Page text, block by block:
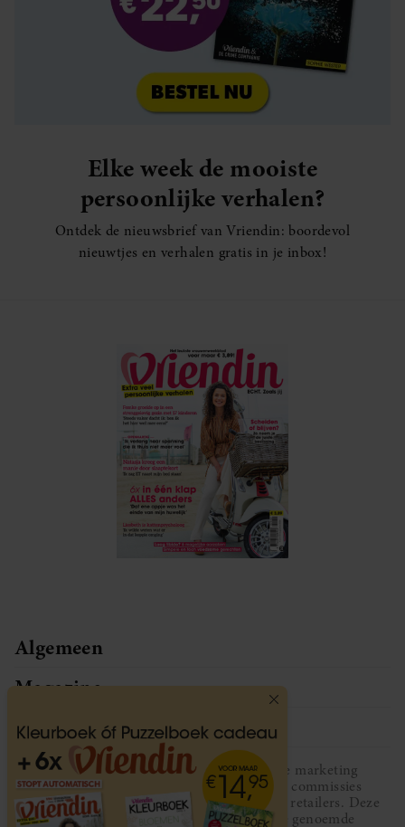
Elke week de mooiste
persoonlijke verhalen?
Ontdek de nieuwsbrief van Vriendin: boordevol
nieuwtjes en verhalen gratis in je inbox!
Algemeen
Magazine
Service
Vriendin participeert in diverse affiliate marketing
programma’s, dat houdt in dat Vriendin commissies
ontvangt voor aankopen middels links van retailers. Deze
website wordt niet gesponsord door de genoemde